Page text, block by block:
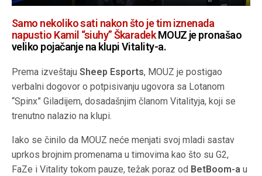
Samo nekoliko sati nakon što je tim iznenada
napustio Kamil “⁠siuhy⁠” ŠkaradekMOUZ je pronašao
veliko pojačanje na klupi Vitality-a.
Prema izveštajuSheep Esports, MOUZ je postigao
verbalni dogovor o potpisivanju ugovora sa Lotanom
“Spinx” Giladijem, dosadašnjim članom Vitalityja, koji se
trenutno nalazio na klupi.
Iako se činilo da MOUZ neće menjati svoj mladi sastav
uprkos brojnim promenama u timovima kao što su G2,
FaZe i Vitality tokom pauze, težak poraz od BetBoom-a u